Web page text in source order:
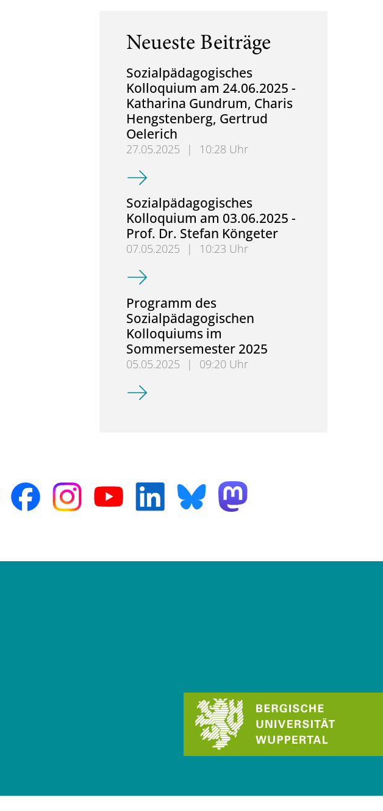
Neueste Beiträge
Sozialpädagogisches
Kolloquium am 24.06.2025 -
Katharina Gundrum, Charis
Hengstenberg, Gertrud
Oelerich
27.05.2025 |
10:28 Uhr
Sozialpädagogisches Kolloquium am 24.06.2025
Sozialpädagogisches
Kolloquium am 03.06.2025 -
Prof. Dr. Stefan Köngeter
07.05.2025 |
10:23 Uhr
Sozialpädagogisches Kolloquium am 03.06.2025 -
Programm des
Sozialpädagogischen
Kolloquiums im
Sommersemester 2025
05.05.2025 |
09:20 Uhr
Programm des Sozialpädagogischen Kolloquiums